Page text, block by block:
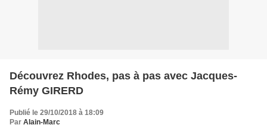
Découvrez Rhodes, pas à pas avec Jacques-
Rémy GIRERD
Publié le 29/10/2018 à 18:09
Par Alain-Marc